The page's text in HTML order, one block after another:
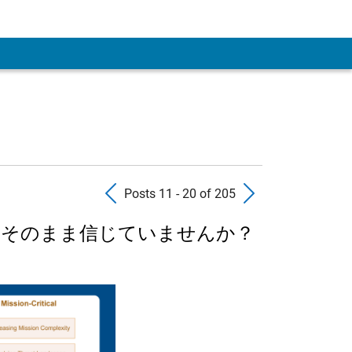
Previous Posts
Posts 11 - 20 of 205
のまま信じていませんか？